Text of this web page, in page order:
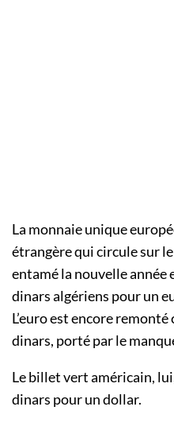
La monnaie unique
étrangère qui circule sur
entamé la nouvelle année
dinars algériens pour un
L’euro est encore
dinars, porté par le
Le billet vert américain,
dinars pour un dollar.